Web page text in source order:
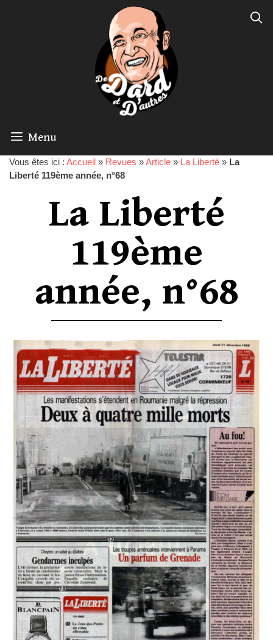
Menu
Vous êtes ici : Accueil » Revues »Article » La Liberté » La
Liberté 119ème année, n°68
La Liberté
119ème
année, n°68